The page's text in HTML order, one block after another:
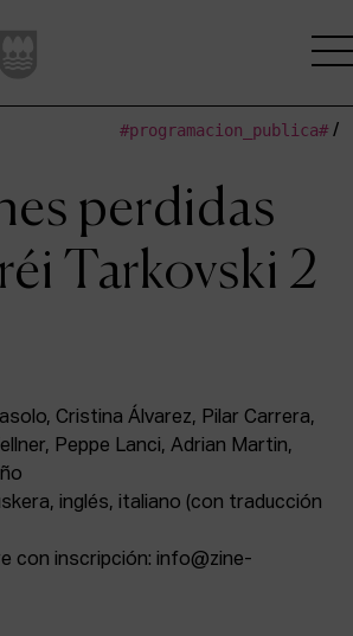
#programacion_publica#/
perdidas
Tarkovski 2
Cristina Álvarez, Pilar Carrera,
Peppe Lanci, Adrian Martin,
inglés, italiano (con traducción
con inscripción: info@zine-